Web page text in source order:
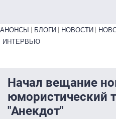
Primary links bottom
АНОНСЫ БЛОГИ НОВОСТИ
ИНТЕРВЬЮ
Начал вещание
юмористический
"Анекдот"